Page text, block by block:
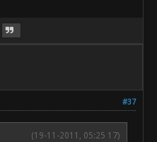
#37
(19-11-2011, 05:25 17)